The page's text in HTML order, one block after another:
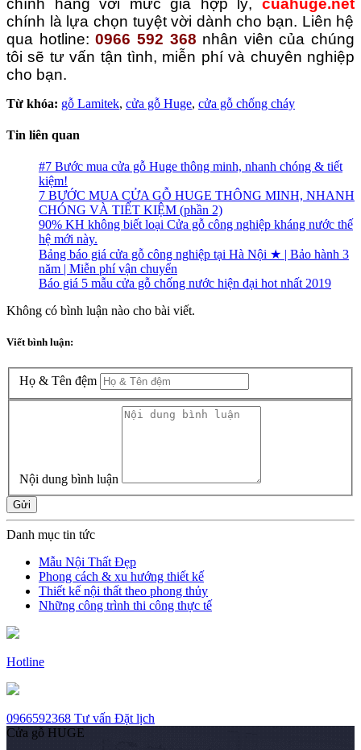
chính là lựa chọn tuyệt vời dành cho bạn. Liên hệ
qua hotline:0966 592 368 nhân viên của chúng
tôi sẽ tư vấn tận tình, miễn phí và chuyên nghiệp
cho bạn.
Từ khóa: gỗ Lamitek, cửa gỗ Huge, cửa gỗ chống cháy
Tin liên quan
#7 Bước mua cửa gỗ Huge thông minh, nhanh chóng & tiết
kiệm!
7 BƯỚC MUA CỬA GỖ HUGE THÔNG MINH, NHANH
CHÓNG VÀ TIẾT KIỆM (phần 2)
90% KH không biết loại Cửa gỗ công nghiệp kháng nước thế
hệ mới này.
Bảng báo giá cửa gỗ công nghiệp tại Hà Nội ★ | Bảo hành 3
năm | Miễn phí vận chuyển
Báo giá 5 mẫu cửa gỗ chống nước hiện đại hot nhất 2019
Không có bình luận nào cho bài viết.
Viết bình luận:
Họ & Tên đệm
Nội dung bình luận
Gửi
Danh mục tin tức
Mẫu Nội Thất Đẹp
Phong cách & xu hướng thiết kế
Thiết kế nội thất theo phong thủy
Những công trình thi công thực tế
Hotline
0966592368 Tư vấn Đặt lịch
Cửa gỗ HUGE